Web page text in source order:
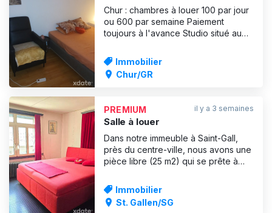
Chur : chambres à louer 100 par jour
ou 600 par semaine Paiement
toujours à l'avance Studio situé au
Immobilier
Chur/GR
PREMIUM il y a 3 semaines
Salle à louer
Dans notre immeuble à Saint-Gall,
près du centre-ville, nous avons une
pièce libre (25 m2) qui se prête à
par semaine. Utilisation commune de
la salle de bain, de la douche, des
toilettes, de la machine à laver, du
Immobilier
St. Gallen/SG